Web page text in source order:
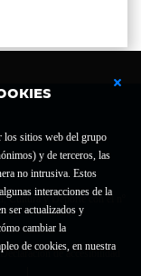
los sitios web del grupo
y de terceros, las
no intrusiva. Estos
interacciones de la
ser actualizados y
cambiar la
de cookies, en nuestra
Cultura y Deporte con el nº
Declaración de accesibilidad